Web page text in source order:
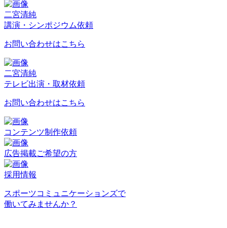
二宮清純
講演・シンポジウム依頼
お問い合わせはこちら
二宮清純
テレビ出演・取材依頼
お問い合わせはこちら
コンテンツ制作依頼
広告掲載ご希望の方
採用情報
スポーツコミュニケーションズで
働いてみませんか？